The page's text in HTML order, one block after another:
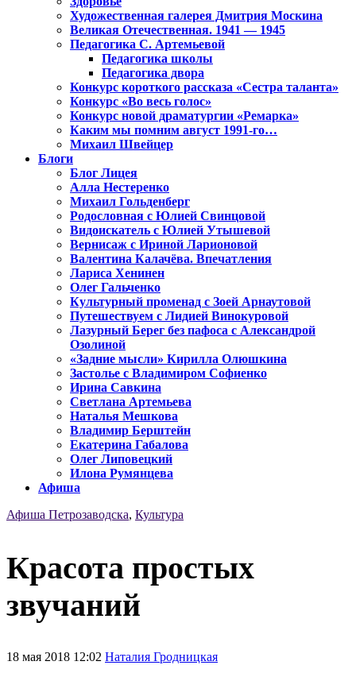
Художественная галерея Дмитрия Москина
Великая Отечественная. 1941 — 1945
Педагогика С. Артемьевой
Педагогика школы
Педагогика двора
Конкурс короткого рассказа «Сестра таланта»
Конкурс «Во весь голос»
Конкурс новой драматургии «Ремарка»
Каким мы помним август 1991-го…
Михаил Швейцер
Блоги
Блог Лицея
Алла Нестеренко
Михаил Гольденберг
Родословная с Юлией Свинцовой
Видоискатель с Юлией Утышевой
Вернисаж с Ириной Ларионовой
Валентина Калачёва. Впечатления
Лариса Хенинен
Олег Гальченко
Культурный променад с Зоей Арнаутовой
Путешествуем с Лидией Винокуровой
Лазурный Берег без пафоса с Александрой
Озолиной
«Задние мысли» Кирилла Олюшкина
Застолье с Владимиром Софиенко
Ирина Савкина
Светлана Артемьева
Наталья Мешкова
Владимир Берштейн
Екатерина Габалова
Олег Липовецкий
Илона Румянцева
Афиша
Афиша Петрозаводска, Культура
Красота простых
звучаний
18 мая 2018 12:02 Наталия Гродницкая